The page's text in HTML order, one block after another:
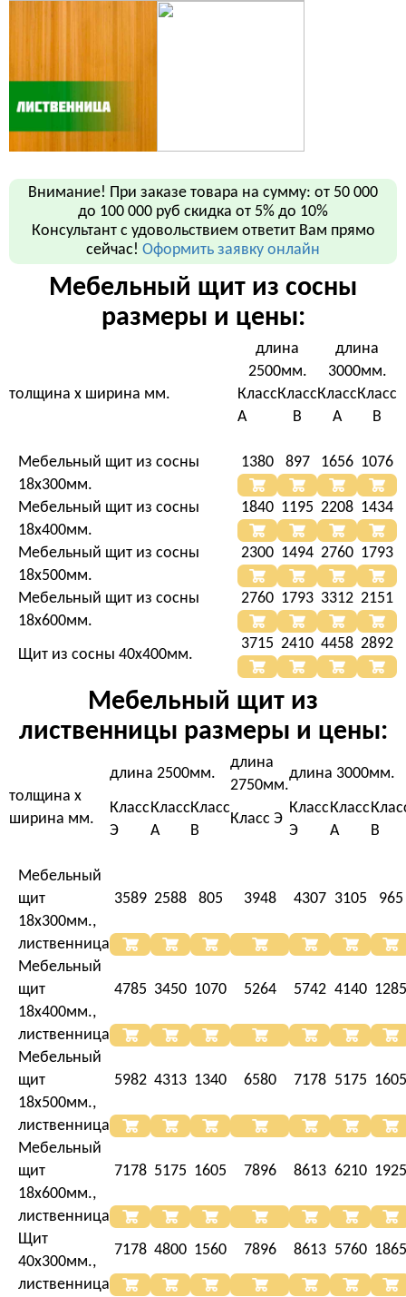
Внимание! При заказе товара на сумму: от 50 000
до 100 000 руб скидка от 5% до 10%
Консультант c удовольствием ответит Вам прямо
сейчас! Оформить заявку онлайн
Мебельный щит из сосны
размеры и цены:
толщина х ширина мм.
длина
2500мм.
длина
3000мм.
Класс
А
Класс
В
Класс
А
Класс
В
Мебельный щит из сосны
18х300мм.
1380 897 1656 1076
Мебельный щит из сосны
18х400мм.
1840 1195 2208 1434
Мебельный щит из сосны
18х500мм.
2300 1494 2760 1793
Мебельный щит из сосны
18х600мм.
2760 1793 3312 2151
Щит из сосны 40х400мм.
3715 2410 4458 2892
Мебельный щит из
лиственницы размеры и цены:
толщина х
ширина мм.
длина 2500мм.
длина
2750мм.
длина 3000мм.
Класс
Э
Класс
А
Класс
В
Класс Э
Класс
Э
Класс
А
В
Мебельный
щит
18х300мм.,
лиственница
3589 2588 805 3948 4307 3105 965
Мебельный
щит
18х400мм.,
лиственница
4785 3450 1070 5264 5742 4140 1285
Мебельный
щит
18х500мм.,
лиственница
5982 4313 1340 6580 7178 5175 1605
Мебельный
щит
18х600мм.,
лиственница
7178 5175 1605 7896 8613 6210 1925
Щит
40х300мм.,
лиственница
7178 4800 1560 7896 8613 5760 1865